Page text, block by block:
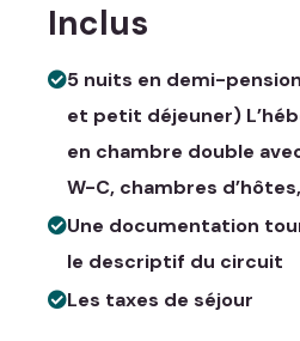
Inclus
5 nuits en demi-
et petit déjeuner)
en chambre double
W-C, chambres
Une documentation
le descriptif du circuit
Les taxes de séjour